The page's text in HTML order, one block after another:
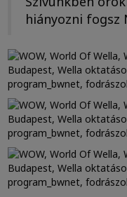
hiányozni fogsz